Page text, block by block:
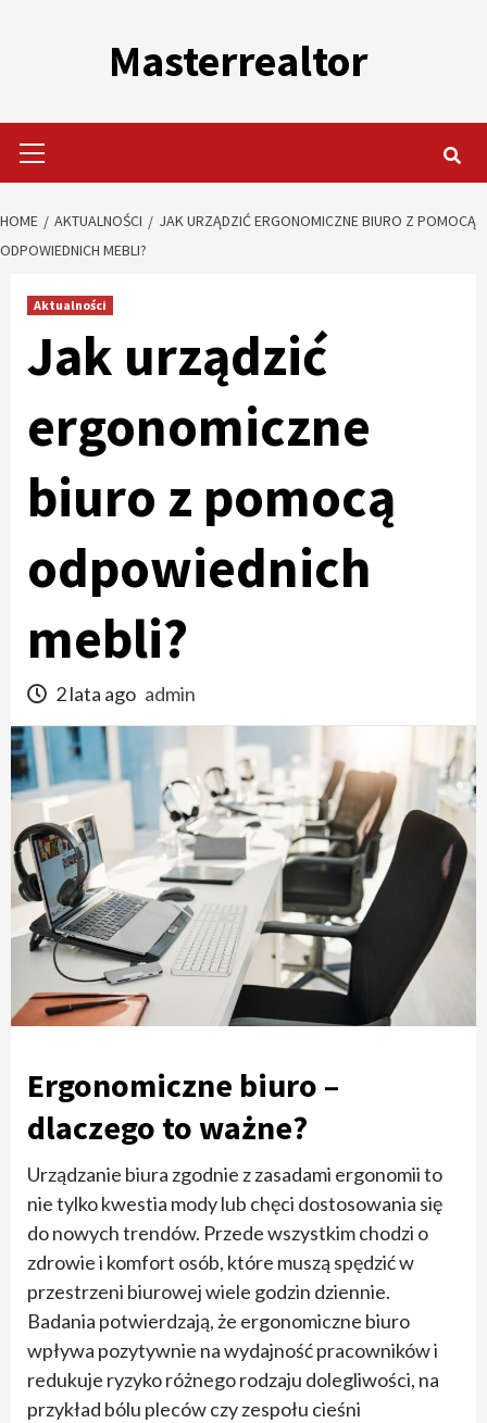
Masterrealtor
Menu
HOME AKTUALNOŚCI
JAK URZĄDZIĆ ERGONOMICZNE BIURO Z POMOCĄ
ODPOWIEDNICH MEBLI?
Aktualności
Jak urządzić
ergonomiczne
biuro z pomocą
odpowiednich
mebli?
2 lata ago admin
Ergonomiczne biuro –
dlaczego to ważne?
Urządzanie biura zgodnie z zasadami ergonomii to
nie tylko kwestia mody lub chęci dostosowania się
do nowych trendów. Przede wszystkim chodzi o
zdrowie i komfort osób, które muszą spędzić w
przestrzeni biurowej wiele godzin dziennie.
Badania potwierdzają, że ergonomiczne biuro
wpływa pozytywnie na wydajność pracowników i
redukuje ryzyko różnego rodzaju dolegliwości, na
przykład bólu pleców czy zespołu cieśni